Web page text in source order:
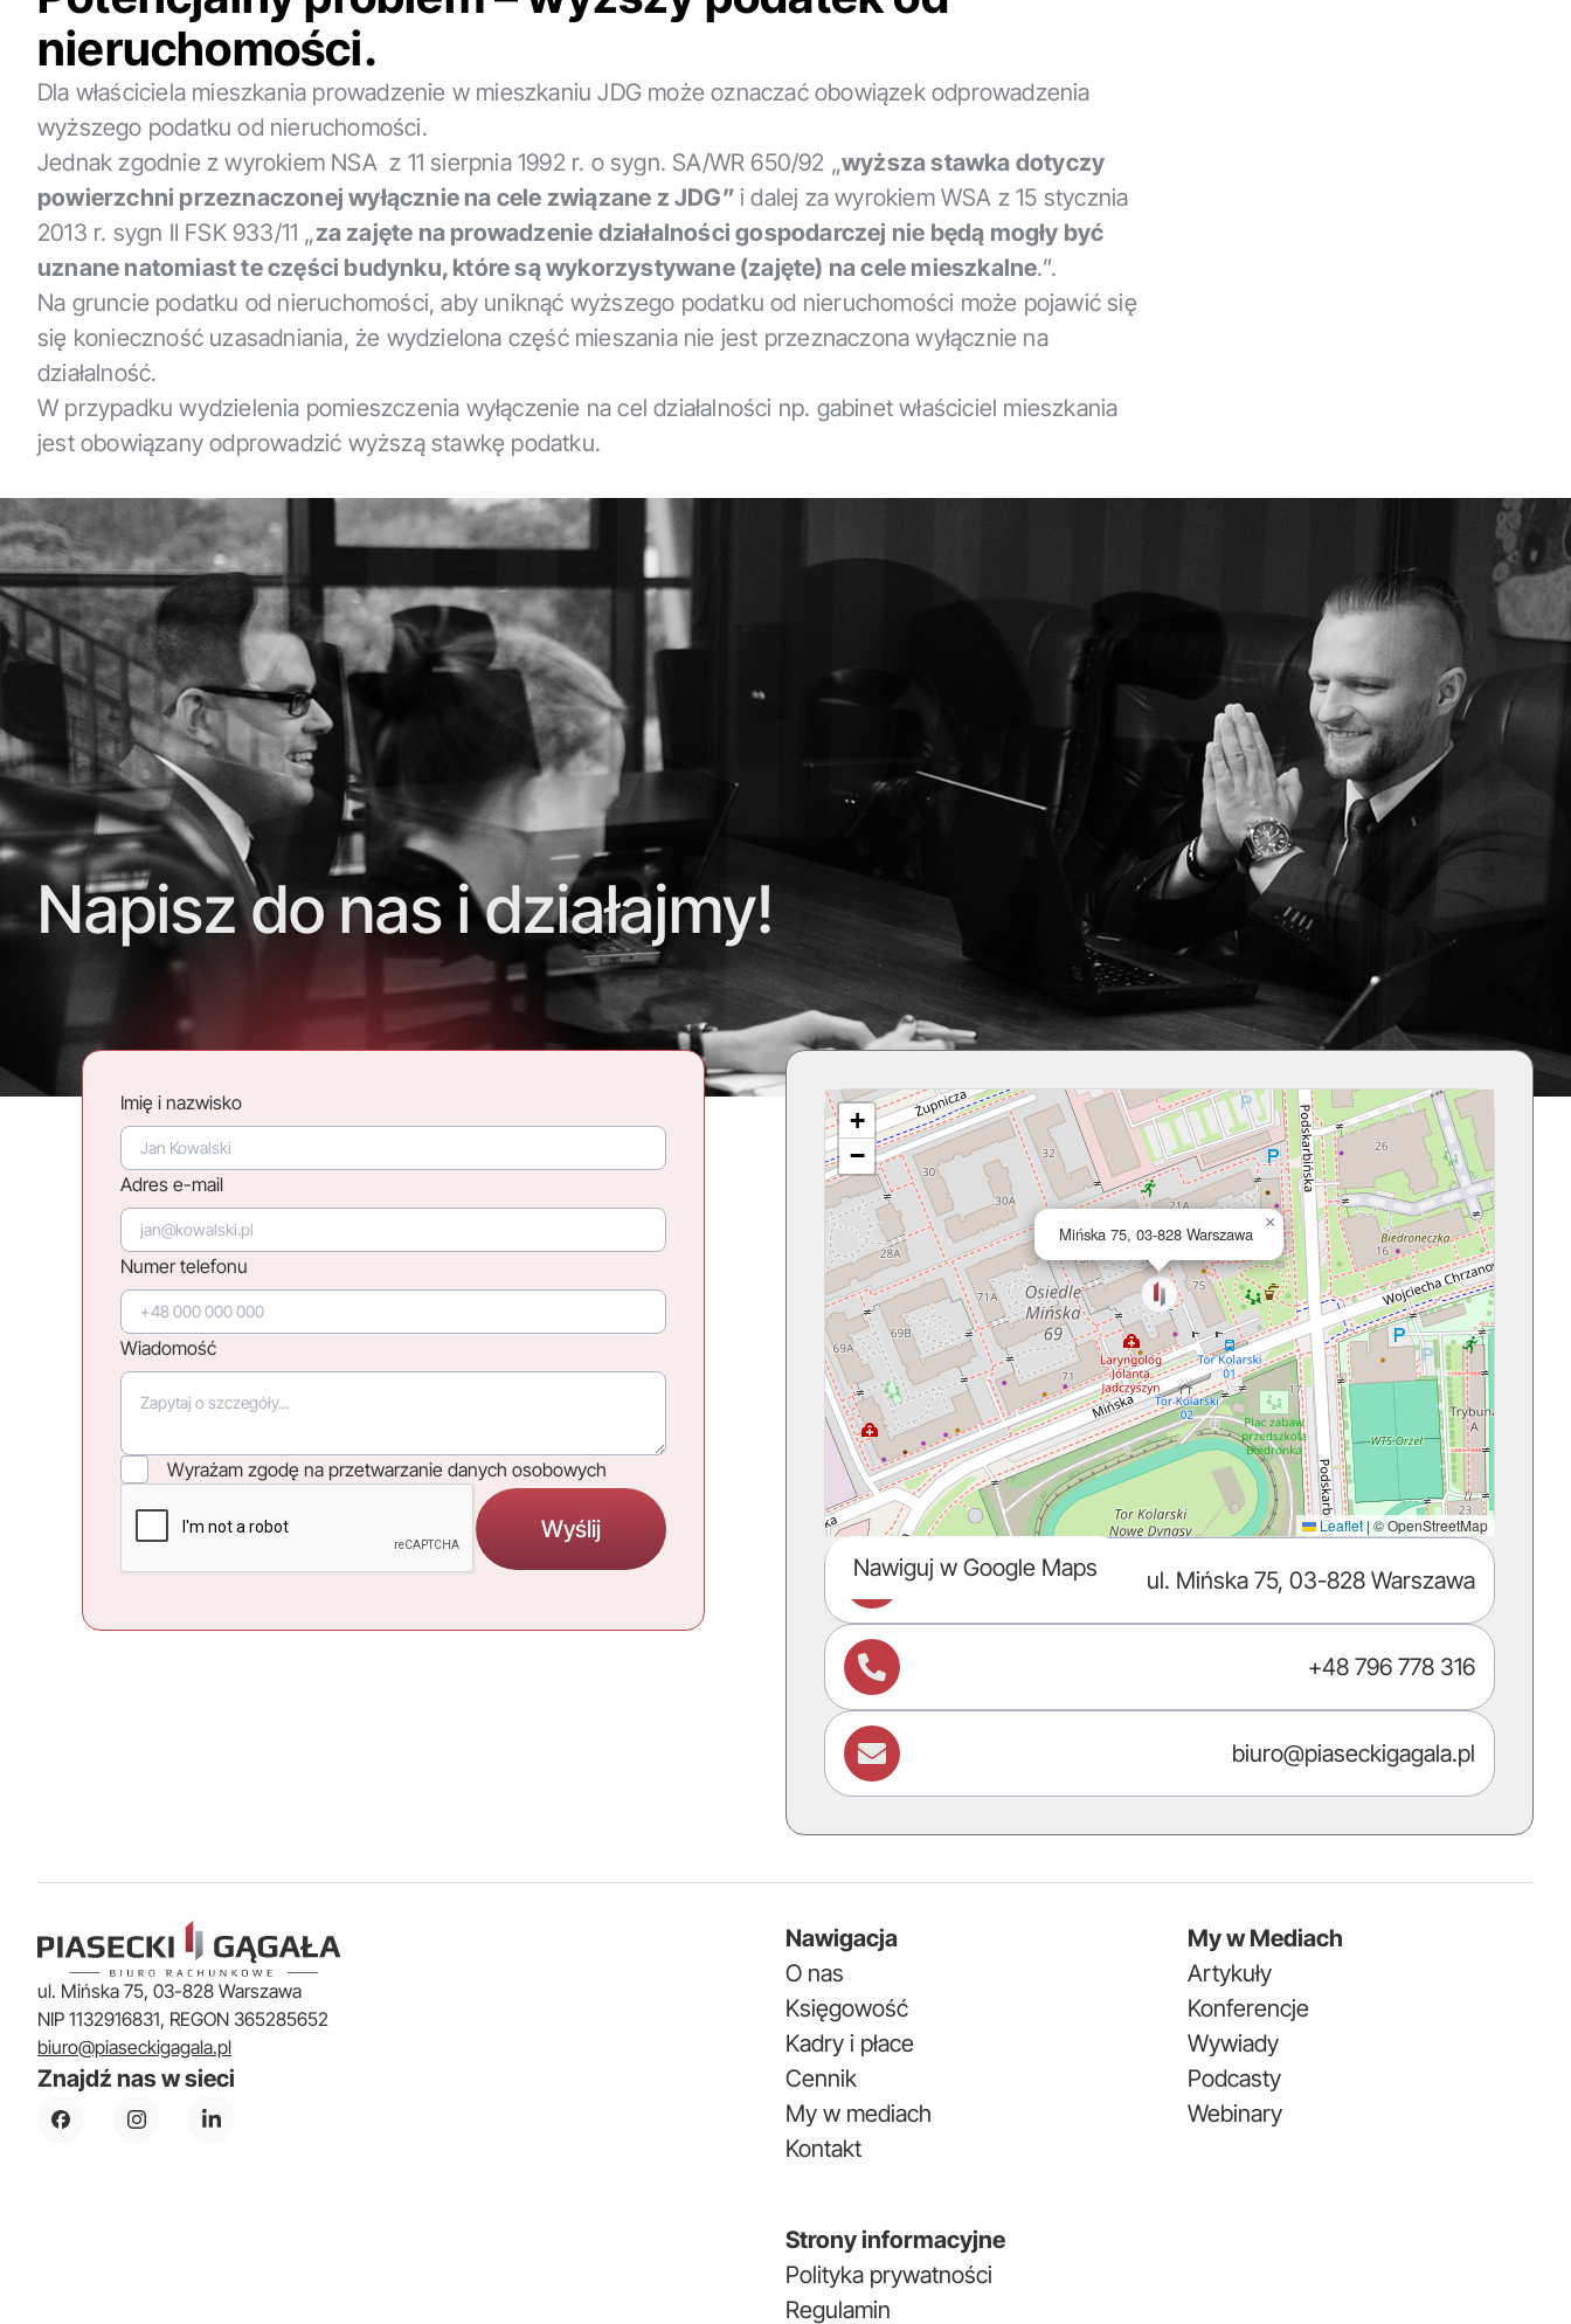
nieruchomości.
Dla właściciela mieszkania prowadzenie w mieszkaniu JDG może oznaczać obowiązek odprowadzenia
wyższego podatku od nieruchomości.
Jednak zgodnie z wyrokiem NSA z 11 sierpnia 1992 r. o sygn. SA/WR 650/92 „wyższa stawka dotyczy
powierzchni przeznaczonej wyłącznie na cele związane z JDG” i dalej za wyrokiem WSA z 15 stycznia
2013 r. sygn II FSK 933/11 „za zajęte na prowadzenie działalności gospodarczej nie będą mogły być
uznane natomiast te części budynku, które są wykorzystywane (zajęte) na cele mieszkalne.”.
Na gruncie podatku od nieruchomości, aby uniknąć wyższego podatku od nieruchomości może pojawić się
się konieczność uzasadniania, że wydzielona część mieszania nie jest przeznaczona wyłącznie na
działalność.
W przypadku wydzielenia pomieszczenia wyłączenie na cel działalności np. gabinet właściciel mieszkania
jest obowiązany odprowadzić wyższą stawkę podatku.
Napisz do nas i działajmy!
Imię i nazwisko
Adres e-mail
Numer telefonu
Wiadomość
Wyrażam zgodę na przetwarzanie danych osobowych
Mińska 75, 03-828 Warszawa
×
+
−
Leaflet|© OpenStreetMap
Nawiguj w Google Maps
 ul. Mińska 75, 03-828 Warszawa
 +48 796 778 316
 biuro@piaseckigagala.pl
ul. Mińska 75, 03-828 Warszawa
NIP 1132916831, REGON 365285652
biuro@piaseckigagala.pl
Znajdź nas w sieci
Nawigacja
O nas
Księgowość
Kadry i płace
Cennik
My w mediach
Kontakt
My w Mediach
Artykuły
Konferencje
Wywiady
Podcasty
Webinary
Strony informacyjne
Polityka prywatności
Regulamin